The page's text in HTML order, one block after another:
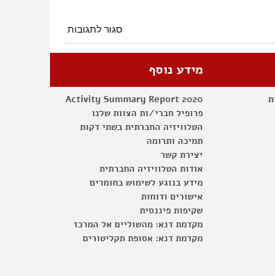
סגור לתגובותעל
נתיב
לשלום
מידע נוסף
Activity Summary Report 2020
פרופיל חברי/ות הצוות שלנו
הטלוויזיה החברתית בשתי דקות
תמיכה ותרומה
יצירת קשר
אודות הטלוויזיה החברתית
מידע בנוגע לשימוש בחומרים
אישורים ודוחות
שקיפות פיננסית
מקדמת דנא: מהשוליים אל המרכז
מקדמת דנא: אסופת תקליטורים